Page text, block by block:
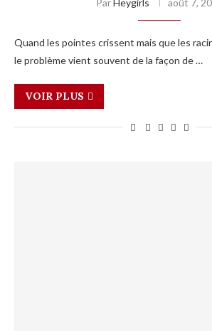
Quand les pointes crissent mais que les
le problème vient souvent de la façon de …
VOIR PLUS